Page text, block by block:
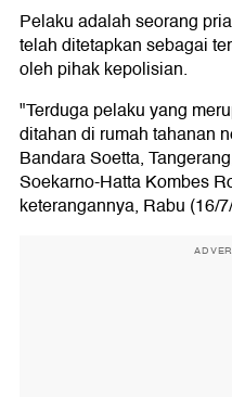
Pelaku adalah seorang
telah ditetapkan sebagai
oleh pihak kepolisian.
"Terduga pelaku yang
ditahan di rumah tahanan
Bandara Soetta,
Soekarno-Hatta Kombes
keterangannya, Rabu (16/